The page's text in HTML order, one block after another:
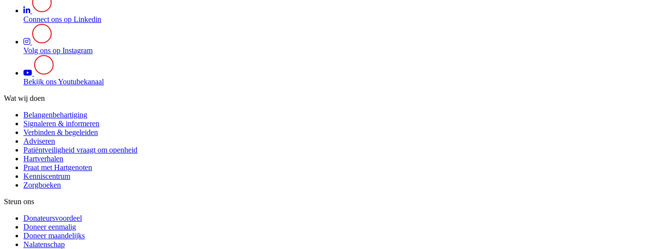
Connect ons op Linkedin
Volg ons op Instagram
Bekijk ons Youtubekanaal
Wat wij doen
Belangenbehartiging
Signaleren & informeren
Verbinden & begeleiden
Adviseren
Patiëntveiligheid vraagt om openheid
Hartverhalen
Praat met Hartgenoten
Kenniscentrum
Zorgboeken
Steun ons
Donateursvoordeel
Doneer eenmalig
Doneer maandelijks
Nalatenschap